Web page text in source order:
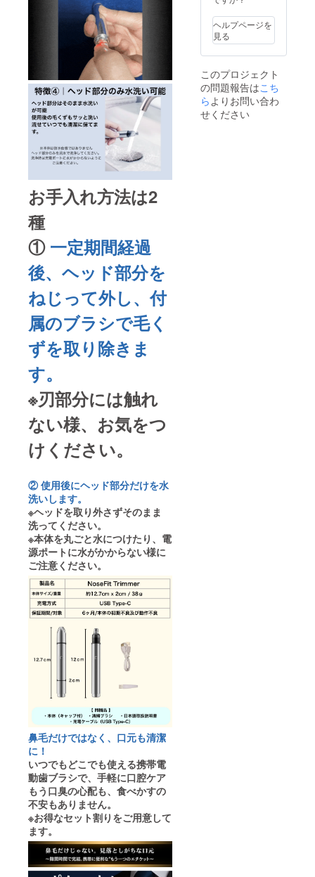
お手入れ方法は2
種
① 一定期間経過
後、ヘッド部分を
ねじって外し、付
属のブラシで毛く
ずを取り除きま
す。
※刃部分には触れ
ない様、お気をつ
けください。
② 使用後にヘッド部分だけを水
洗いします。
※ヘッドを取り外さずそのまま
洗ってください。
※本体を丸ごと水につけたり、電
源ポートに水がかからない様に
ご注意ください。
鼻毛だけではなく、口元も清潔
に！
いつでもどこでも使える携帯電
動歯ブラシで、手軽に口腔ケア
もう口臭の心配も、食べかすの
不安もありません。
※お得なセット割りをご用意して
ます。
ヘルプページを
見る
このプロジェクト
の問題報告はこち
ら よりお問い合わ
せください